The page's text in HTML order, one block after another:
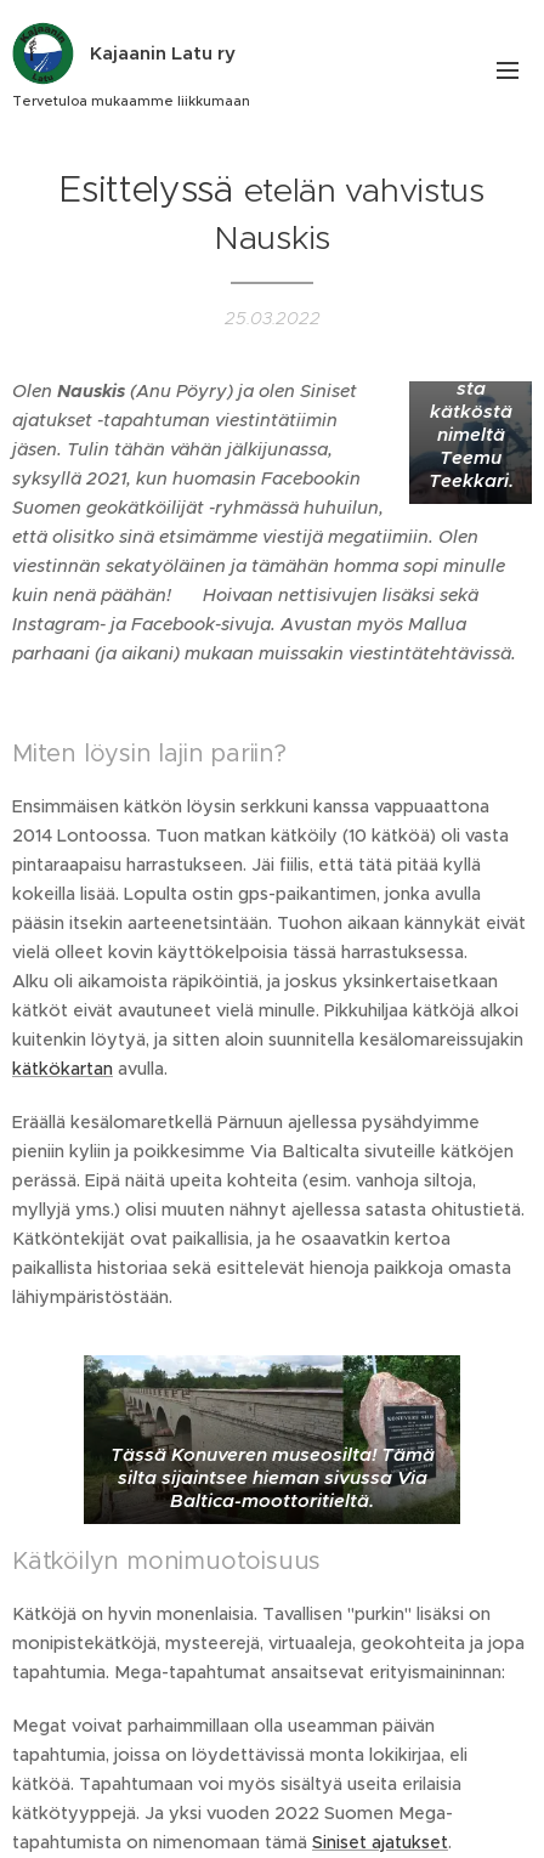
Kajaanin Latu ry
Tervetuloa mukaamme liikkumaan
Esittelyssä etelän vahvistus
Nauskis
25.03.2022
lokikirjaa.
Tässä
sta
kätköstä
nimeltä
Teemu
Teekkari.
Olen Nauskis (Anu Pöyry) ja olen Siniset
ajatukset -tapahtuman viestintätiimin
jäsen. Tulin tähän vähän jälkijunassa,
syksyllä 2021, kun huomasin Facebookin
Suomen geokätköilijät -ryhmässä huhuilun,
että olisitko sinä etsimämme viestijä megatiimiin. Olen
viestinnän sekatyöläinen ja tämähän homma sopi minulle
kuin nenä päähän! 😀 Hoivaan nettisivujen lisäksi sekä
Instagram- ja Facebook-sivuja. Avustan myös Mallua
parhaani (ja aikani) mukaan muissakin viestintätehtävissä.
Miten löysin lajin pariin?
Ensimmäisen kätkön löysin serkkuni kanssa vappuaattona
2014 Lontoossa. Tuon matkan kätköily (10 kätköä) oli vasta
pintaraapaisu harrastukseen. Jäi fiilis, että tätä pitää kyllä
kokeilla lisää. Lopulta ostin gps-paikantimen, jonka avulla
pääsin itsekin aarteenetsintään. Tuohon aikaan kännykät eivät
vielä olleet kovin käyttökelpoisia tässä harrastuksessa.
Alku oli aikamoista räpiköintiä, ja joskus yksinkertaisetkaan
kätköt eivät avautuneet vielä minulle. Pikkuhiljaa kätköjä alkoi
kuitenkin löytyä, ja sitten aloin suunnitella kesälomareissujakin
kätkökartan avulla.
Eräällä kesälomaretkellä Pärnuun ajellessa pysähdyimme
pieniin kyliin ja poikkesimme Via Balticalta sivuteille kätköjen
perässä. Eipä näitä upeita kohteita (esim. vanhoja siltoja,
myllyjä yms.) olisi muuten nähnyt ajellessa satasta ohitustietä.
Kätköntekijät ovat paikallisia, ja he osaavatkin kertoa
paikallista historiaa sekä esittelevät hienoja paikkoja omasta
lähiympäristöstään.
Tässä Konuveren museosilta! Tämä
silta sijaintsee hieman sivussa Via
Baltica-moottoritieltä.
Kätköilyn monimuotoisuus
Kätköjä on hyvin monenlaisia. Tavallisen "purkin" lisäksi on
monipistekätköjä, mysteerejä, virtuaaleja, geokohteita ja jopa
tapahtumia. Mega-tapahtumat ansaitsevat erityismaininnan:
Megat voivat parhaimmillaan olla useamman päivän
tapahtumia, joissa on löydettävissä monta lokikirjaa, eli
kätköä. Tapahtumaan voi myös sisältyä useita erilaisia
kätkötyyppejä. Ja yksi vuoden 2022 Suomen Mega-
tapahtumista on nimenomaan tämä Siniset ajatukset.